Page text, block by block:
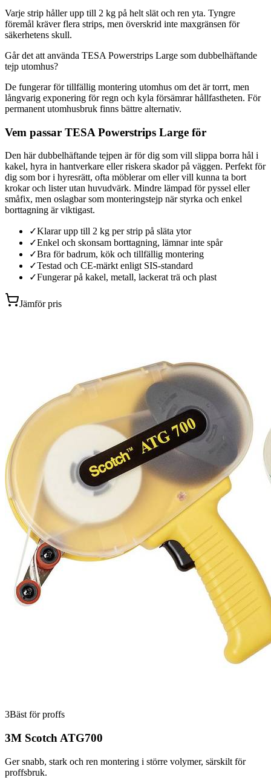
Varje strip håller upp till 2 kg på helt slät och ren yta. Tyngre
föremål kräver flera strips, men överskrid inte maxgränsen för
säkerhetens skull.
Går det att använda TESA Powerstrips Large som dubbelhäftande
tejp utomhus?
De fungerar för tillfällig montering utomhus om det är torrt, men
långvarig exponering för regn och kyla försämrar hållfastheten. För
permanent utomhusbruk finns bättre alternativ.
Vem passar TESA Powerstrips Large för
Den här dubbelhäftande tejpen är för dig som vill slippa borra hål i
kakel, hyra in hantverkare eller riskera skador på väggen. Perfekt för
dig som bor i hyresrätt, ofta möblerar om eller vill kunna ta bort
krokar och lister utan huvudvärk. Mindre lämpad för pyssel eller
småfix, men oslagbar som monteringstejp när styrka och enkel
borttagning är viktigast.
✓Klarar upp till 2 kg per strip på släta ytor
✓Enkel och skonsam borttagning, lämnar inte spår
✓Bra för badrum, kök och tillfällig montering
✓Testad och CE-märkt enligt SIS-standard
✓Fungerar på kakel, metall, lackerat trä och plast
Jämför pris
3Bäst för proffs
3M Scotch ATG700
Ger snabb, stark och ren montering i större volymer, särskilt för
proffsbruk.